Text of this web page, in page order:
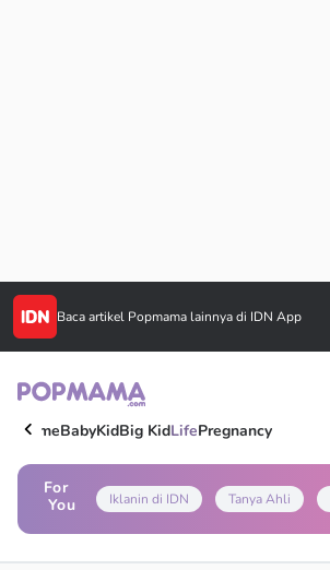
Baca artikel Popmama lainnya di IDN App
HomeBabyKidBig KidLifePregnancy
For
You
Iklanin di IDN Tanya Ahli